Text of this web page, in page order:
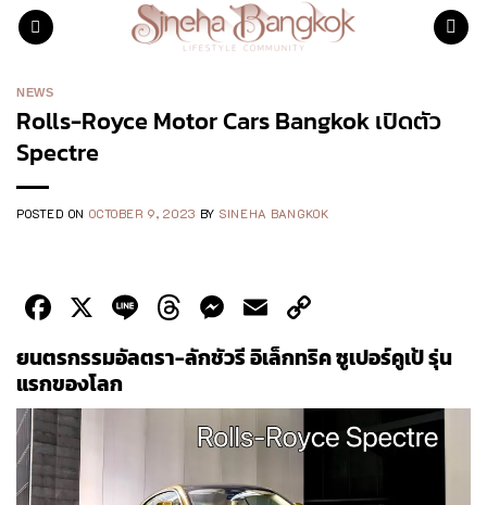
Skip
NEWS
Rolls-Royce Motor Cars Bangkok เปิดตัว
Spectre
POSTED ON OCTOBER 9, 2023 BY SINEHA BANGKOK
Facebook
X LineThreads
Messenger
Email
Link
ยนตรกรรมอัลตรา-ลักชัวรี อิเล็กทริค ซูเปอร์คูเป้ รุ่น
แรกของโลก